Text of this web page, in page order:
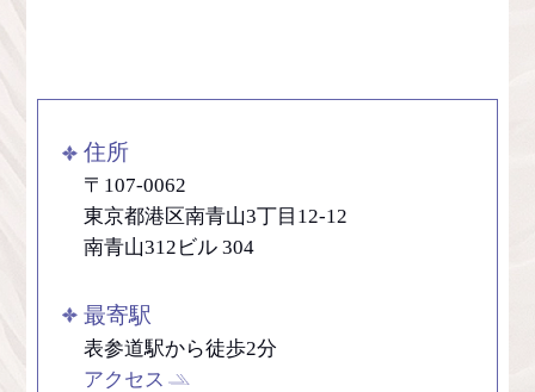
住所
〒107-0062
東京都港区南青山3丁目12-12
南青山312ビル 304
最寄駅
表参道駅から徒歩2分
アクセス